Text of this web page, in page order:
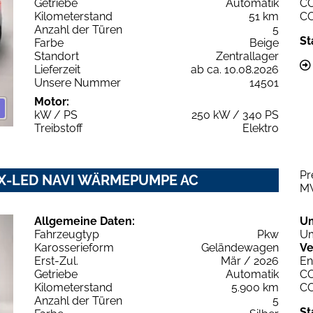
Getriebe
Automatik
Kilometerstand
51 km
Anzahl der Türen
5
Farbe
Beige
Standort
Zentrallager
Lieferzeit
ab ca. 10.08.2026
Unsere Nummer
14501
Motor:
kW / PS
250 kW / 340 PS
Treibstoff
Elektro
NAVI WÄRMEPUMPE AC
Allgemeine Daten:
Fahrzeugtyp
Pkw
Karosserieform
Geländewagen
Erst-Zul.
Mär / 2026
Getriebe
Automatik
Kilometerstand
5.900 km
Anzahl der Türen
5